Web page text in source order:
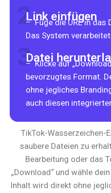
2.Link einfügen
– Füge die URL in das
Das System
3.Datei
– Klicke auf
bevorzugtes Format.
ohne jegliches
auch diesen
TikTok-Wasserzeichen-
saubere Dateien zu
Bearbeitung oder das
„Download“ und wähle
Inhalt wird direkt ohne